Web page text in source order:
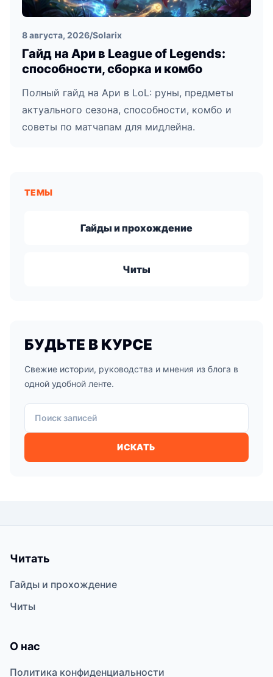
8 августа, 2026/Solarix
Гайд на Ари в League of Legends:
способности, сборка и комбо
Полный гайд на Ари в LoL: руны, предметы
актуального сезона, способности, комбо и
советы по матчапам для мидлейна.
ТЕМЫ
Гайды и прохождение
Читы
БУДЬТЕ В КУРСЕ
Свежие истории, руководства и мнения из блога в
одной удобной ленте.
Поиск записей
ИСКАТЬ
Читать
Гайды и прохождение
Читы
О нас
Политика конфиденциальности